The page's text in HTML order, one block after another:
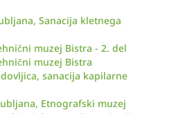
Sanacija kletnega
muzej Bistra - 2. del
muzej Bistra
sanacija kapilarne
Etnografski muzej